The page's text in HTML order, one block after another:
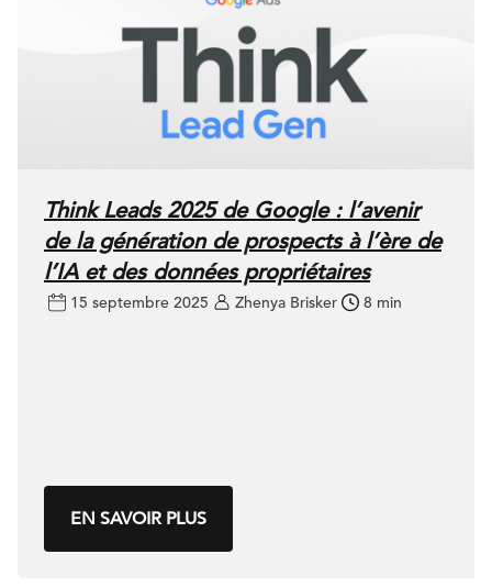
Think Leads 2025 de Google : l’avenir
de la génération de prospects à l’ère de
l’IA et des données propriétaires
15 septembre 2025 Zhenya Brisker 8 min
EN SAVOIR PLUS